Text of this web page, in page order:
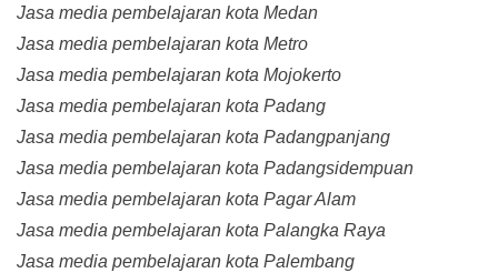
Jasa media pembelajaran kota Medan
Jasa media pembelajaran kota Metro
Jasa media pembelajaran kota Mojokerto
Jasa media pembelajaran kota Padang
Jasa media pembelajaran kota Padangpanjang
Jasa media pembelajaran kota Padangsidempuan
Jasa media pembelajaran kota Pagar Alam
Jasa media pembelajaran kota Palangka Raya
Jasa media pembelajaran kota Palembang